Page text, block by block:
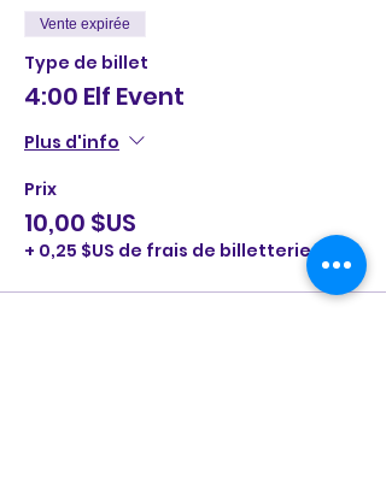
Vente expirée
Type de billet
4:00 Elf Event
Plus d'info
Prix
10,00 $US
+ 0,25 $US de frais de billetterie